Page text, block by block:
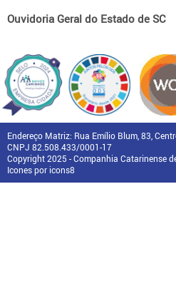
Ouvidoria Geral do Estado de SC
Endereço Matriz: Rua Emílio Blum, 83,
CNPJ 82.508.433/0001-17
Copyright 2025 - Companhia Catarinense
Icones por icons8